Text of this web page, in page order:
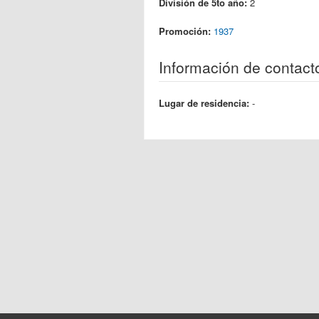
Promoción: 1937
Información de
Lugar de residencia: -